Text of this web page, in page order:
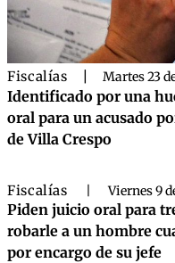
Fiscalías Martes 23
Identificado por una
oral para un acusado
de Villa Crespo
Fiscalías Viernes 9
Piden juicio oral para
robarle a un hombre
por encargo de su jefe